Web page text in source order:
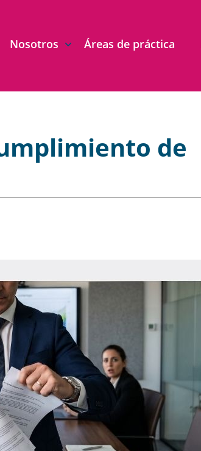
Nosotros Áreas de práctica
de